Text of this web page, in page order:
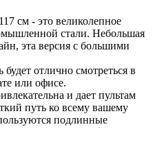
см - это великолепное
стали. Небольшая
эта версия с большими
отлично смотреться в
или офисе.
и дает пультам
путь ко всему вашему
подлинные